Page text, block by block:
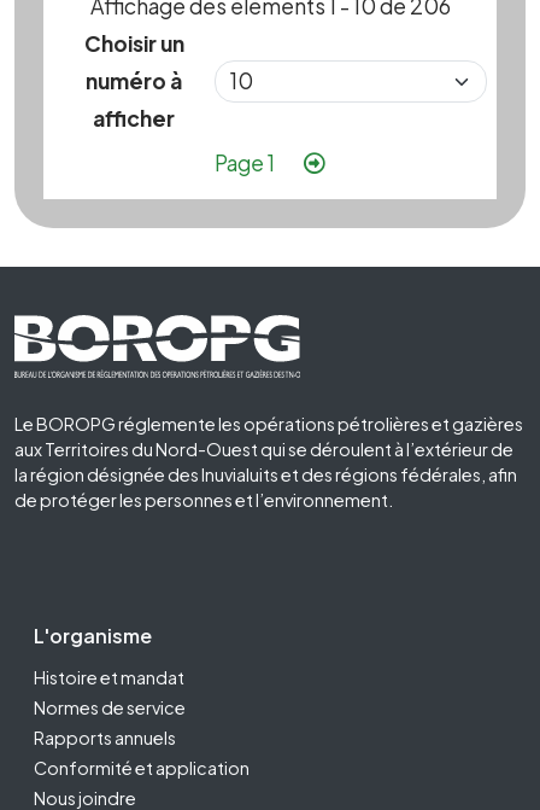
Affichage des éléments 1 - 10 de 206
Choisir un
numéro à
afficher
Page 1 Page suivante
Footer First
Le BOROPG réglemente les opérations pétrolières et gazières
aux Territoires du Nord-Ouest qui se déroulent à l’extérieur de
la région désignée des Inuvialuits et des régions fédérales, afin
de protéger les personnes et l’environnement.
Footer Second
L'organisme
Histoire et mandat
Normes de service
Rapports annuels
Conformité et application
Nous joindre